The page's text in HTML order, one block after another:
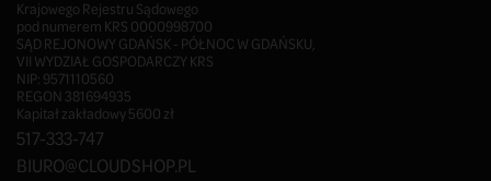
Krajowego Rejestru Sądowego
pod numerem KRS 0000998700
SĄD REJONOWY GDAŃSK - PÓŁNOC W GDAŃSKU,
VII WYDZIAŁ GOSPODARCZY KRS
NIP: 9571110560
REGON 381694935
Kapitał zakładowy 5600 zł
517-333-747
BIURO@CLOUDSHOP.PL